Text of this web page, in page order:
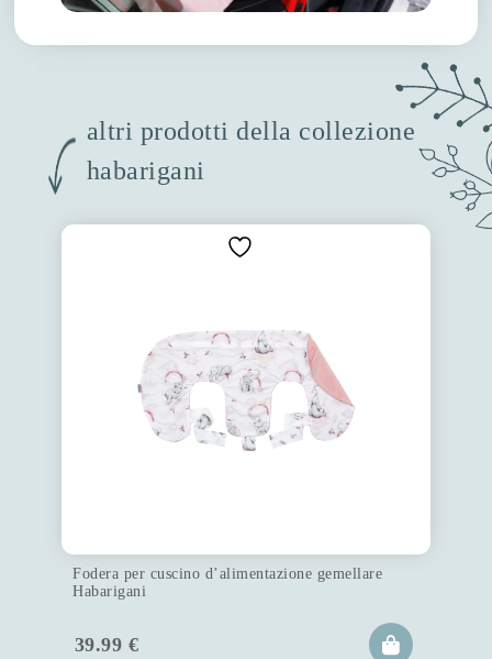
altri prodotti della collezione
habarigani
Fodera per cuscino d’alimentazione gemellare
Habarigani
39.99 €